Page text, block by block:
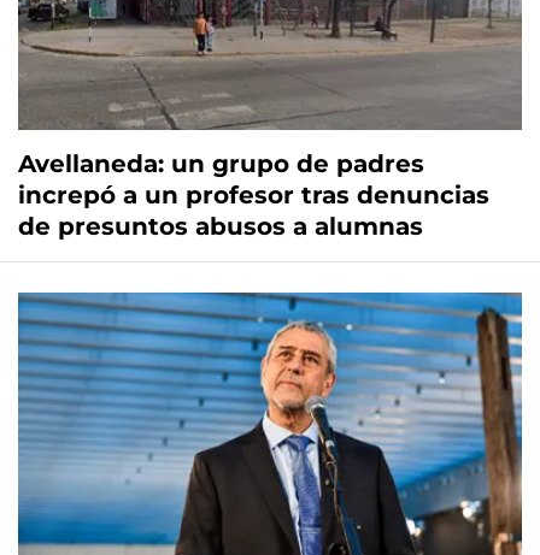
Avellaneda: un grupo de padres
increpó a un profesor tras denuncias
de presuntos abusos a alumnas